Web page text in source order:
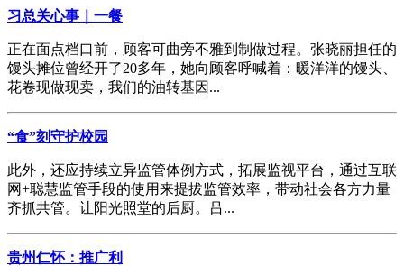
习总关心事｜一餐
正在面点档口前，顾客可曲旁不雅到制做过程。张晓丽担任的
馒头摊位曾经开了20多年，她向顾客呼喊着：暖洋洋的馒头、
花卷现做现卖，我们的油转基因...
“食”刻守护校园
此外，还应持续立异监管体例方式，拓展监视平台，通过互联
网+聪慧监管手段的使用来提拔监管效率，带动社会各方力量
齐抓共管。让阳光照堂的后厨。吕...
贵州仁怀：推广利